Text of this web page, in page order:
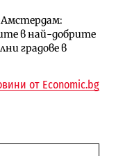
Амстердам:
в най-добрите
градове в
да се
го дърпат
иновация идва
проблеми на
от Economic.bg